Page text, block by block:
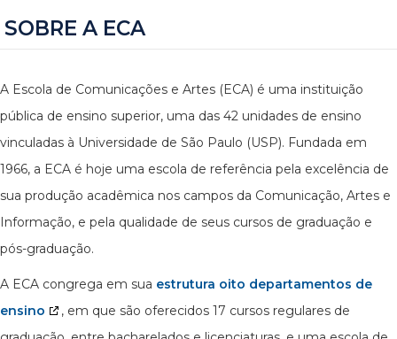
SOBRE A ECA
A Escola de Comunicações e Artes (ECA) é uma instituição
pública de ensino superior, uma das 42 unidades de ensino
vinculadas à Universidade de São Paulo (USP). Fundada em
1966, a ECA é hoje uma escola de referência pela excelência de
sua produção acadêmica nos campos da Comunicação, Artes e
Informação, e pela qualidade de seus cursos de graduação e
pós-graduação.
A ECA congrega em sua estrutura oito departamentos de
ensino
, em que são oferecidos 17 cursos regulares de